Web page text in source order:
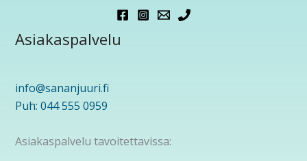
Asiakaspalvelu
info@sananjuuri.fi
Puh: 044 555 0959
Asiakaspalvelu tavoitettavissa: